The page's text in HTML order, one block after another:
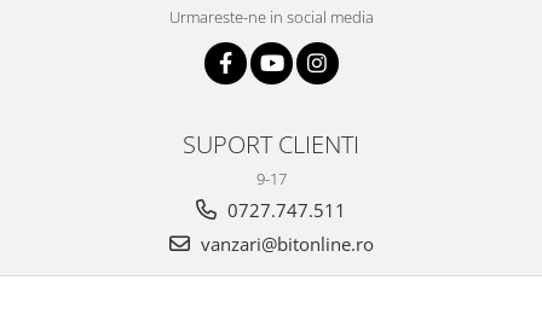
Urmareste-ne in social media
SUPORT CLIENTI
9-17
0727.747.511
vanzari@bitonline.ro